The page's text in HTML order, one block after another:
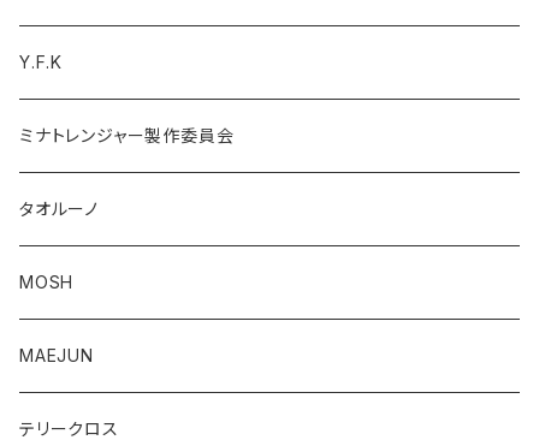
Y.F.K
ミナトレンジャー製作委員会
タオルーノ
MOSH
MAEJUN
テリークロス